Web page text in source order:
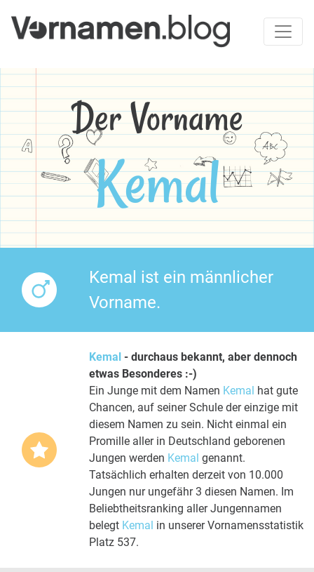
Der Vorname
Kemal
Kemal ist ein männlicher
Vorname.
Kemal - durchaus bekannt, aber dennoch
etwas Besonderes :-)
Ein Junge mit dem Namen Kemal hat gute
Chancen, auf seiner Schule der einzige mit
diesem Namen zu sein. Nicht einmal ein
Promille aller in Deutschland geborenen
Jungen werden Kemal genannt.
Tatsächlich erhalten derzeit von 10.000
Jungen nur ungefähr 3 diesen Namen. Im
Beliebtheitsranking aller Jungennamen
belegt Kemal in unserer Vornamensstatistik
Platz 537.